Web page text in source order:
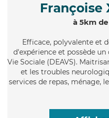
Françoise
à 5km
Efficace, polyvalente et
d'expérience et possède
Vie Sociale (DEAVS).
et les troubles
services de repas, ménage,